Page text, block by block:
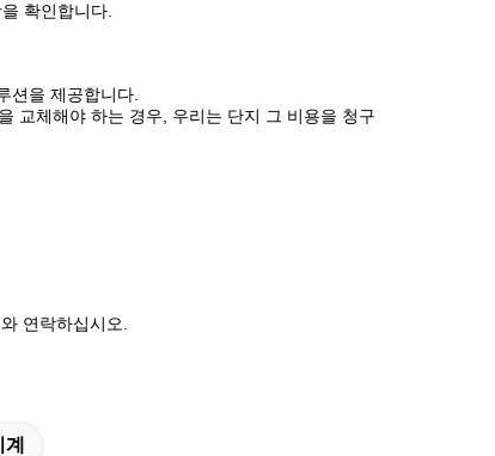
확인합니다.
션을 제공합니다.
교체해야 하는 경우, 우리는 단지 그 비용을 청구
연락하십시오.